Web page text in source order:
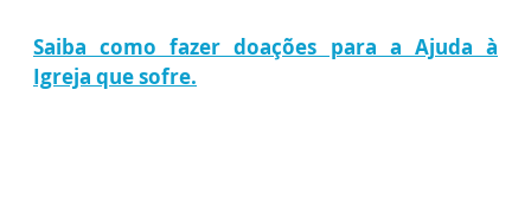
Saiba como fazer doações para a Ajuda à
Igreja que sofre.